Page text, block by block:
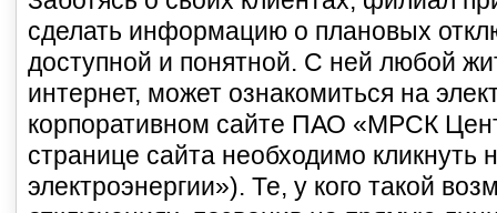
сделать информацию о плановых
доступной и понятной. С ней любой
интернет, может ознакомиться на
корпоративном сайте ПАО «МРСК
странице сайта необходимо кликнуть
электроэнергии»). Те, у кого такой